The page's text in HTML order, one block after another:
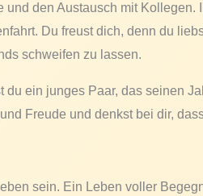
und den Austausch mit
Du freust dich, denn du
schweifen zu lassen.
du ein junges Paar, das seinen
Freude und denkst bei dir,
sein. Ein Leben voller